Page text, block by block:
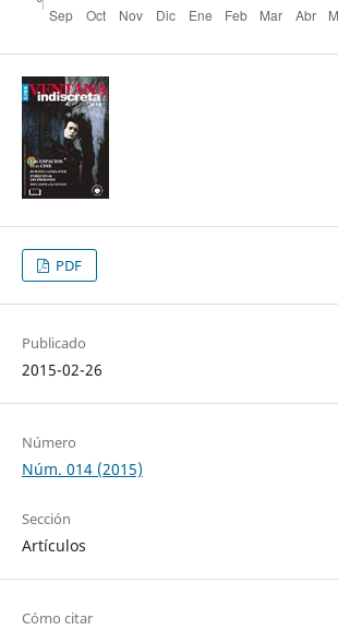
PDF
Publicado
2015-02-26
Número
Núm. 014 (2015)
Sección
Artículos
Cómo citar